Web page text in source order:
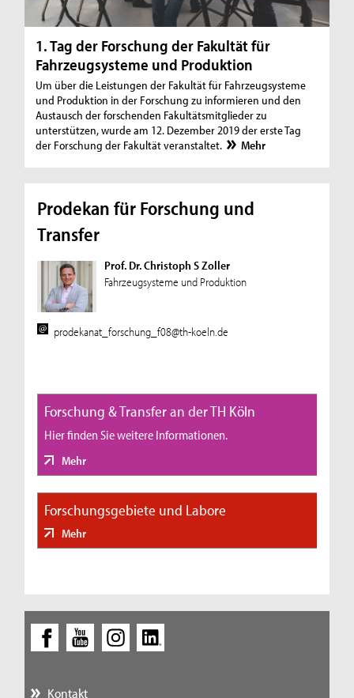
1. Tag der Forschung der Fakultät für
Fahrzeugsysteme und Produktion
Um über die Leistungen der Fakultät für Fahrzeugsysteme
und Produktion in der Forschung zu informieren und den
Austausch der forschenden Fakultätsmitglieder zu
unterstützen, wurde am 12. Dezember 2019 der erste Tag
der Forschung der Fakultät veranstaltet.
Mehr
Prodekan für Forschung und
Transfer
Prof. Dr. Christoph S Zoller
Fahrzeugsysteme und Produktion
prodekanat_forschung_f08@th-koeln.de
Forschung & Transfer an der TH Köln
Hier finden Sie weitere Informationen.
Mehr
Forschungsgebiete und Labore
Mehr
Kontakt